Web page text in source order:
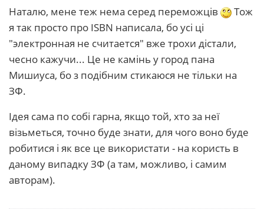
Наталю, мене теж нема серед переможців
Тож
я так просто про ISBN написала, бо усі ці
"электронная не считается" вже трохи дістали,
чесно кажучи... Це не камінь у город пана
Мишиуса, бо з подібним стикаюся не тільки на
ЗФ.
Ідея сама по собі гарна, якщо той, хто за неї
візьметься, точно буде знати, для чого воно буде
робитися і як все це використати - на користь в
даному випадку ЗФ (а там, можливо, і самим
авторам).